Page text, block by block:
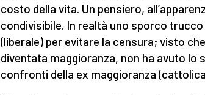
costo della vita. Un pensiero,
condivisibile. In realtà uno sporco
(liberale) per evitare la censura; visto
diventata maggioranza, non ha avuto lo
confronti della ex maggioranza